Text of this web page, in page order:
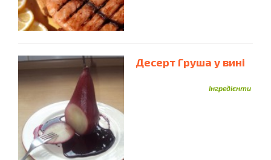
Десерт Груша у вині
Інгредієнти